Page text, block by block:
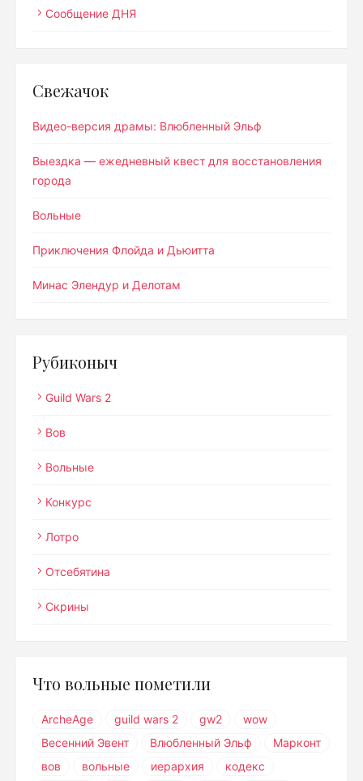
Сообщение ДНЯ
Свежачок
Видео-версия драмы: Влюбленный Эльф
Выездка — ежедневный квест для восстановления
города
Вольные
Приключения Флойда и Дьюитта
Минас Элендур и Делотам
Рубиконыч
Guild Wars 2
Вов
Вольные
Конкурс
Лотро
Отсебятина
Скрины
Что вольные пометили
ArcheAge guild wars 2 gw2
wow
Весенний Эвент
Влюбленный Эльф
Марконт
вов
вольные иерархия кодекс